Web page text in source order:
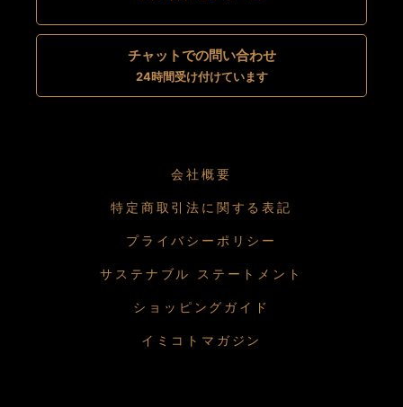
会社概要
特定商取引法に関する表記
プライバシーポリシー
サステナブル ステートメント
ショッピングガイド
イミコトマガジン
チャットでの問い合わせ
24時間受け付けています